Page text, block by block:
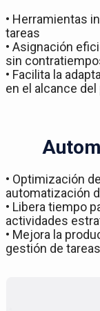
• Herramientas
tareas
• Asignación
sin
• Facilita la
en el alcance
• Optimización
automatización
• Libera tiempo
actividades
• Mejora la
gestión de tareas